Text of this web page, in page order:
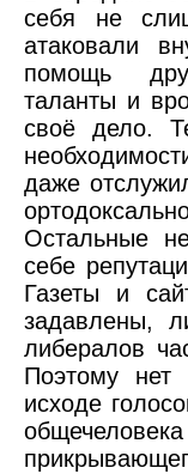
себя не
атаковали
помощь
таланты и
своё дело.
даже
Остальные
себе
Газеты и
задавлены,
либералов
Поэтому
исходе